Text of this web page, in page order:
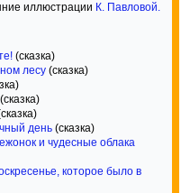
иллюстрации К. Павловой.
(сказка)
лесу (сказка)
(сказка)
день (сказка)
и чудесные облака
которое было в